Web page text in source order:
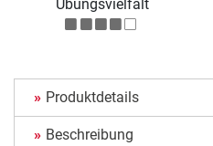
Übungsvielfalt
Produktdetails
Beschreibung